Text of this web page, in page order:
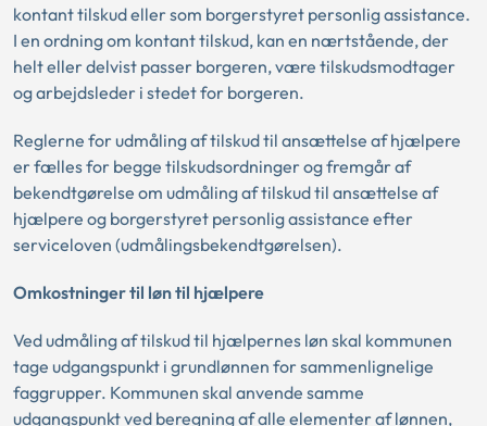
kontant tilskud eller som borgerstyret personlig assistance.
I en ordning om kontant tilskud, kan en nærtstående, der
helt eller delvist passer borgeren, være tilskudsmodtager
og arbejdsleder i stedet for borgeren.
Reglerne for udmåling af tilskud til ansættelse af hjælpere
er fælles for begge tilskudsordninger og fremgår af
bekendtgørelse om udmåling af tilskud til ansættelse af
hjælpere og borgerstyret personlig assistance efter
serviceloven (udmålingsbekendtgørelsen).
Omkostninger til løn til hjælpere
Ved udmåling af tilskud til hjælpernes løn skal kommunen
tage udgangspunkt i grundlønnen for sammenlignelige
faggrupper. Kommunen skal anvende samme
udgangspunkt ved beregning af alle elementer af lønnen,